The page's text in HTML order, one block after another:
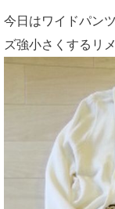
今日はワイドパン
ズ強小さくするリ